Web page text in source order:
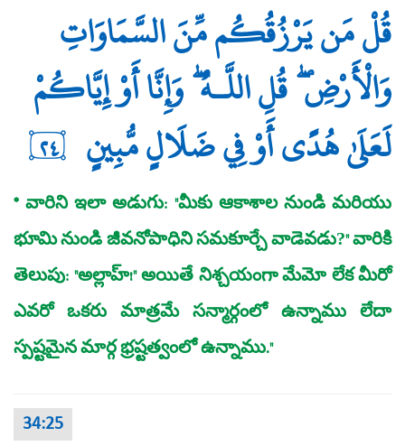
قُلْ مَن يَرْزُقُكُم مِّنَ السَّمَاوَاتِ
وَالْأَرْضِ ۖ قُلِ اللَّـهُ ۖ وَإِنَّا أَوْ إِيَّاكُمْ
لَعَلَىٰ هُدًى أَوْ فِي ضَلَالٍ مُّبِينٍ ٢٤
* వారిని ఇలా అడుగు: "మీకు ఆకాశాల నుండి మరియు
భూమి నుండి జీవనోపాధిని సమకూర్చే వాడెవడు?" వారికి
తెలుపు: "అల్లాహ్‌!" అయితే నిశ్చయంగా మేమో లేక మీరో
ఎవరో ఒకరు మాత్రమే సన్మార్గంలో ఉన్నాము లేదా
స్పష్టమైన మార్గ భ్రష్టత్వంలో ఉన్నాము."
34:25